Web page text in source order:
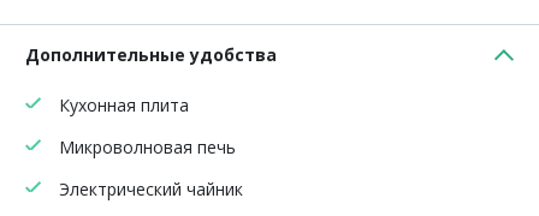
Дополнительные удобства
Кухонная плита
Микроволновая печь
Электрический чайник